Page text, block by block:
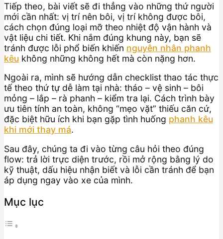
Tiếp theo, bài viết sẽ đi thẳng vào những thứ người
mới cần nhất: vị trí nên bôi, vị trí không được bôi,
cách chọn đúng loại mỡ theo nhiệt độ vận hành và
vật liệu chi tiết. Khi nắm đúng khung này, bạn sẽ
tránh được lỗi phổ biến khiến nguyên nhân phanh
kêu không những không hết mà còn nặng hơn.
Ngoài ra, mình sẽ hướng dẫn checklist thao tác thực
tế theo thứ tự dễ làm tại nhà: tháo – vệ sinh – bôi
mỏng – lắp – rà phanh – kiểm tra lại. Cách trình bày
ưu tiên tính an toàn, không “mẹo vặt” thiếu căn cứ,
đặc biệt hữu ích khi bạn gặp tình huống phanh kêu
khi mới thay má.
Sau đây, chúng ta đi vào từng câu hỏi theo đúng
flow: trả lời trực diện trước, rồi mở rộng bằng lý do
kỹ thuật, dấu hiệu nhận biết và lỗi cần tránh để bạn
áp dụng ngay vào xe của mình.
Mục lục